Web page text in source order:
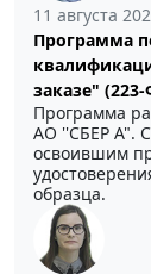
11 августа
Программа
заказе"
Программа
АО ''СБЕР А".
освоившим
образца.